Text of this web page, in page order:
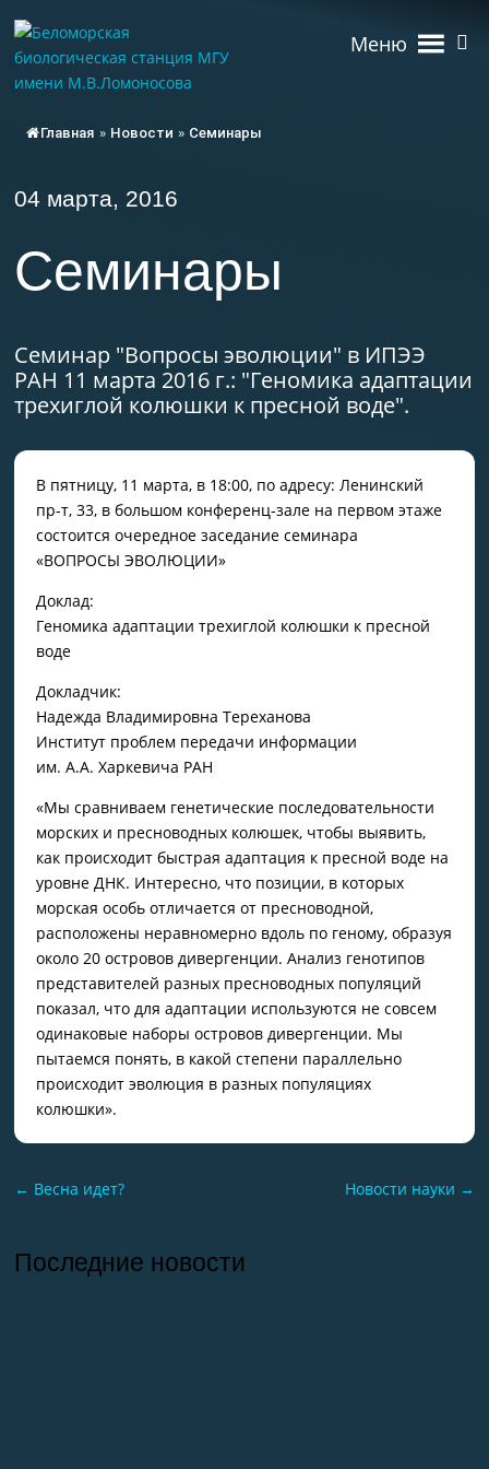
Меню
Главная » Новости » Семинары
04 марта, 2016
Семинары
Семинар "Вопросы эволюции" в ИПЭЭ
РАН 11 марта 2016 г.: "Геномика адаптации
трехиглой колюшки к пресной воде".
В пятницу, 11 марта, в 18:00, по адресу: Ленинский
пр-т, 33, в большом конференц-зале на первом этаже
состоится очередное заседание семинара
«ВОПРОСЫ ЭВОЛЮЦИИ»
Доклад:
Геномика адаптации трехиглой колюшки к пресной
воде
Докладчик:
Надежда Владимировна Тереханова
Институт проблем передачи информации
им. А.А. Харкевича РАН
«Мы сравниваем генетические последовательности
морских и пресноводных колюшек, чтобы выявить,
как происходит быстрая адаптация к пресной воде на
уровне ДНК. Интересно, что позиции, в которых
морская особь отличается от пресноводной,
расположены неравномерно вдоль по геному, образуя
около 20 островов дивергенции. Анализ генотипов
представителей разных пресноводных популяций
показал, что для адаптации используются не совсем
одинаковые наборы островов дивергенции. Мы
пытаемся понять, в какой степени параллельно
происходит эволюция в разных популяциях
колюшки».
← Весна идет? Новости науки →
Последние новости